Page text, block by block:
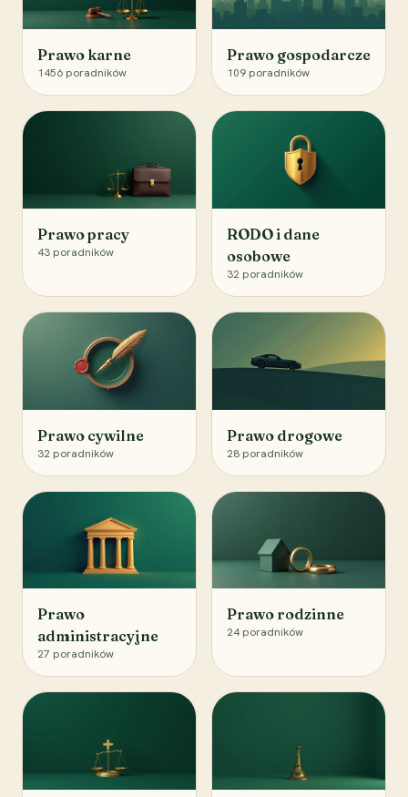
Prawo karne
1456 poradników
Prawo gospodarcze
109 poradników
Prawo pracy
43 poradników
RODO i dane
osobowe
32 poradników
Prawo cywilne
32 poradników
Prawo drogowe
28 poradników
Prawo
administracyjne
27 poradników
Prawo rodzinne
24 poradników